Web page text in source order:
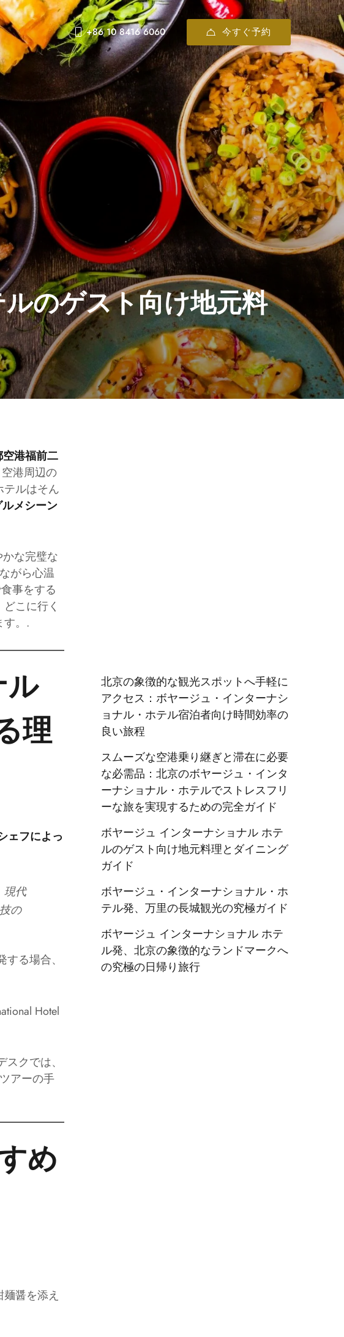
+86 10 8416 6060 今すぐ予約
のゲスト向け地元料
港福前二
港周辺の
ルはそん
メシーン
な完璧な
がら心温
事をする
こに行く
す。.
ル
理
ェフによっ
現代
の
る場合、
Hotel
クでは、
アーの手
め
醤を添え
北京の象徴的な観光スポットへ手軽に
アクセス：ボヤージュ・インターナシ
ョナル・ホテル宿泊者向け時間効率の
良い旅程
スムーズな空港乗り継ぎと滞在に必要
な必需品：北京のボヤージュ・インタ
ーナショナル・ホテルでストレスフリ
ーな旅を実現するための完全ガイド
ボヤージュ インターナショナル ホテ
ルのゲスト向け地元料理とダイニング
ガイド
ボヤージュ・インターナショナル・ホ
テル発、万里の長城観光の究極ガイド
ボヤージュ インターナショナル ホテ
ル発、北京の象徴的なランドマークへ
の究極の日帰り旅行